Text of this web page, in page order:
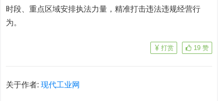
时段、重点区域安排执法力量，精准打击违法违规经营行
为。
19 赞
打赏
关于作者:现代工业网